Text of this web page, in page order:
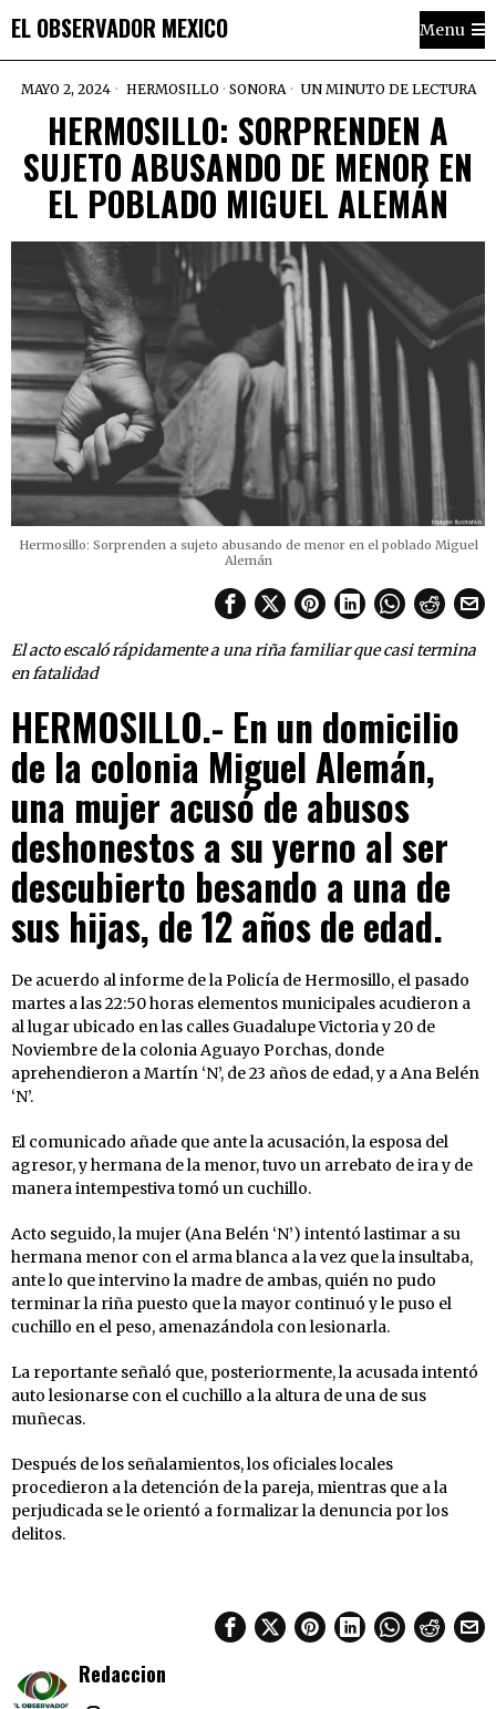
EL OBSERVADOR MEXICO Menu
MAYO 2, 2024 HERMOSILLO · SONORA UN MINUTO DE LECTURA
HERMOSILLO: SORPRENDEN A
SUJETO ABUSANDO DE MENOR EN
EL POBLADO MIGUEL ALEMÁN
Hermosillo: Sorprenden a sujeto abusando de menor en el poblado Miguel
Alemán
El acto escaló rápidamente a una riña familiar que casi termina
en fatalidad
HERMOSILLO.- En un domicilio
de la colonia Miguel Alemán,
una mujer acusó de abusos
deshonestos a su yerno al ser
descubierto besando a una de
sus hijas, de 12 años de edad.
De acuerdo al informe de la Policía de Hermosillo, el pasado
martes a las 22:50 horas elementos municipales acudieron a
al lugar ubicado en las calles Guadalupe Victoria y 20 de
Noviembre de la colonia Aguayo Porchas, donde
aprehendieron a Martín ‘N’, de 23 años de edad, y a Ana Belén
‘N’.
El comunicado añade que ante la acusación, la esposa del
agresor, y hermana de la menor, tuvo un arrebato de ira y de
manera intempestiva tomó un cuchillo.
Acto seguido, la mujer (Ana Belén ‘N’) intentó lastimar a su
hermana menor con el arma blanca a la vez que la insultaba,
ante lo que intervino la madre de ambas, quién no pudo
terminar la riña puesto que la mayor continuó y le puso el
cuchillo en el peso, amenazándola con lesionarla.
La reportante señaló que, posteriormente, la acusada intentó
auto lesionarse con el cuchillo a la altura de una de sus
muñecas.
Después de los señalamientos, los oficiales locales
procedieron a la detención de la pareja, mientras que a la
perjudicada se le orientó a formalizar la denuncia por los
delitos.
Redaccion